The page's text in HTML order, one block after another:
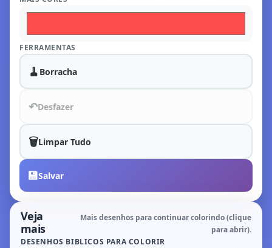
FERRAMENTAS
🧹 Borracha
↶Desfazer
🗑️Limpar Tudo
💾Salvar
Veja
mais
Mais desenhos para continuar colorindo (clique
para abrir).
DESENHOS BIBLICOS PARA COLORIR